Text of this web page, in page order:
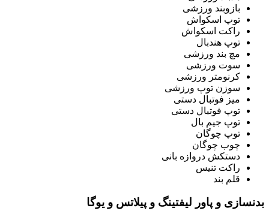
بازوبند ورزشی
توپ اسکواش
راکت اسکواش
توپ هندبال
مچ بند ورزشی
سوت ورزشی
کرنومتر ورزشی
سوزن توپ ورزشی
میز فوتبال دستی
توپ فوتبال دستی
توپ جیم بال
توپ چوگان
چوب چوگان
دستکش دروازه بانی
راکت تنیس
قلم بند
بدنسازی و پاور لیفتینگ و پیلاتس و یوگا